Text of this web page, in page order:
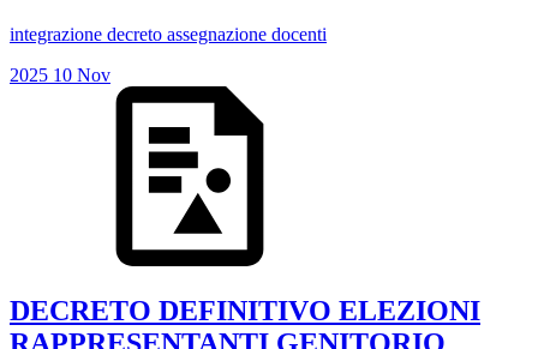
integrazione decreto assegnazione docenti
2025 10 Nov
DECRETO DEFINITIVO ELEZIONI
RAPPRESENTANTI GENITORIO